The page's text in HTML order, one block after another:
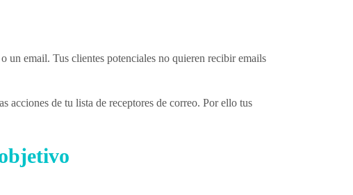
un email. Tus clientes potenciales no quieren recibir emails
acciones de tu lista de receptores de correo. Por ello tus